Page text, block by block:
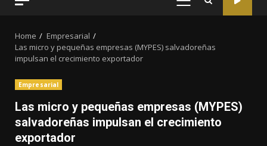
PRIMARY
Home
Empresarial
Las micro y pequeñas empresas (MYPES) salvadoreñas
impulsan el crecimiento exportador
Empresarial
Las micro y pequeñas empresas (MYPES)
salvadoreñas impulsan el crecimiento
exportador